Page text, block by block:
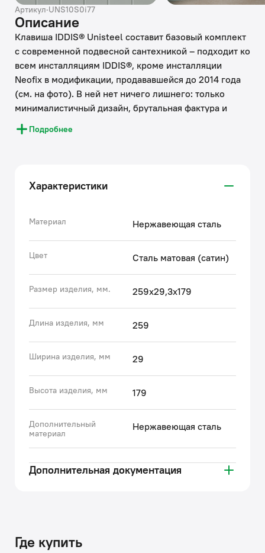
Артикул·UNS10S0i77
Описание
Клавиша IDDIS® Unisteel составит базовый комплект
с современной подвесной сантехникой – подходит ко
всем инсталляциям IDDIS®, кроме инсталляции
Neofix в модификации, продававшейся до 2014 года
(см. на фото). В ней нет ничего лишнего: только
минималистичный дизайн, брутальная фактура и
металлический блеск. Плоская и эстетичная клавиша
смыва займет пространство размером не более
крану открытия-закрытия воды и обслуживания
арматуры. Данная модель представлена в нескольких
• Клавиша смыва IDDIS® изготовлена из
ни бытовой химии, ни царапин.
• Технология двухрежимного смыва (малым или
большим объемом) обеспечивает ощутимую
экономию потребления воды.
• Гарантия на все клавиши IDDIS® – 3 года.
(с) Авторский текст, апрель 2022 г.
Подробнее
Характеристики
Материал Нержавеющая сталь
Цвет Сталь матовая (сатин)
Размер изделия, мм. 259х29,3х179
Длина изделия, мм 259
Ширина изделия, мм 29
Высота изделия, мм 179
Дополнительный
материал
Нержавеющая сталь
Дополнительная документация
Где купить